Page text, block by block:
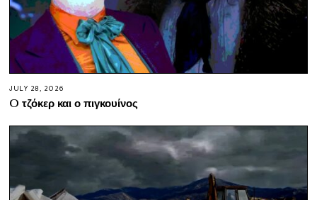
JULY 28, 2026
O τζόκερ και ο πιγκουίνος